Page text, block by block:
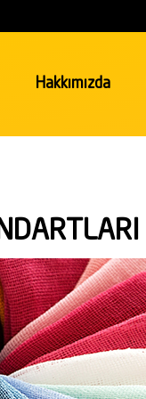
& Turizm
Hakkımızda